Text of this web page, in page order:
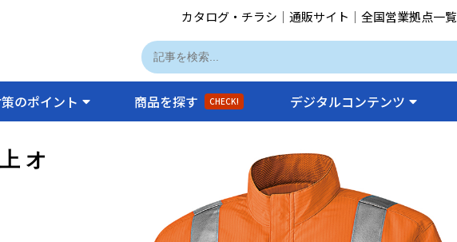
カタログ・チラシ ｜通販サイト ｜全国営業拠点一覧
のポイント 商品を探す CHECK! デジタルコンテンツ
オ